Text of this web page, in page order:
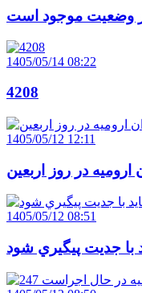
از وضعيت موجود است
1405/05/14 08:22
4208
1405/05/12 12:11
در روز اربعین
1405/05/12 08:51
با جديت پيگيري شود